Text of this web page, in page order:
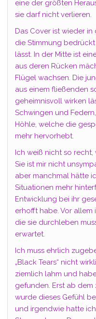
eine der größten
sie darf nicht verlieren.
Das Cover ist wieder
die Stimmung
lässt. In der Mitte ist
aus deren Rücken
Flügel wachsen. Die
aus einem fließenden
geheimnisvoll wirken
Schwingen und
Höhle, welche die
mehr hervorhebt.
Ich weiß nicht so
Sie ist mir nicht
aber manchmal hätte
Situationen mehr
Entwicklung bei ihr
erhofft habe. Vor allem
die sie durchleben
erwartet.
Ich muss ehrlich
„Black Tears“ nicht
ziemlich lahm und
gefunden. Erst ab
wurde dieses Gefühl
und irgendwie hatte